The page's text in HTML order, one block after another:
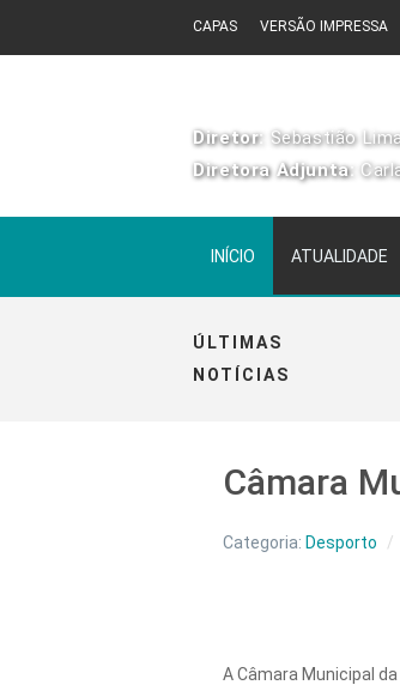
CAPAS VERSÃO IMPRESSA
Diretor: Sebastião
Diretora Adjunta:
INÍCIO ATUALIDADE
ÚLTIMAS
NOTÍCIAS
Câmara
Categoria: Desporto
A Câmara Municipal